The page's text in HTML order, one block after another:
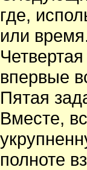
где,
или
впервые
Пятая
Вместе,
полноте